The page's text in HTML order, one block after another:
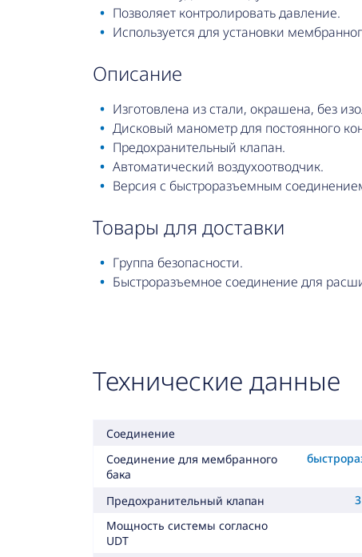
Позволяет контролировать давление.
Используется для установки
описание
Изготовлена из стали, окрашена, без
Дисковый манометр для постоянного
Предохранительный клапан.
Автоматический воздухоотводчик.
Версия с быстроразъемным
товары для доставки
Группа безопасности.
Быстроразъемное соединение для
Технические данные
Соединение
Соединение для мембранного
бака
Предохранительный клапан
Мощность системы согласно
UDT